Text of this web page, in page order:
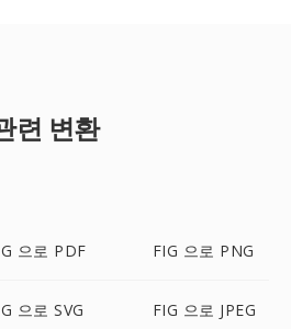
련 변환
으로 PDF FIG 으로 PNG
으로 SVG FIG 으로 JPEG